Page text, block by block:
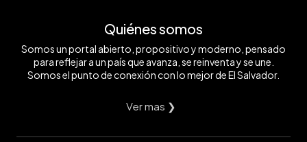
Quiénes somos
Somos un portal abierto, propositivo y moderno, pensado
para reflejar a un país que avanza, se reinventa y se une.
Somos el punto de conexión con lo mejor de El Salvador.
Ver mas ❯